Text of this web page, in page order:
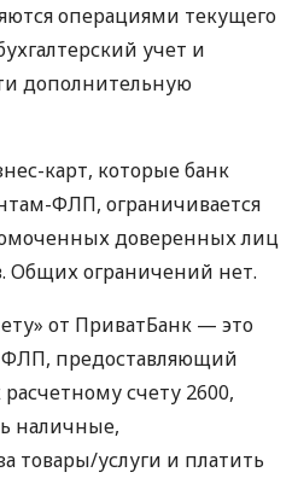
операциями текущего
учет и
дополнительную
карт, которые банк
ФЛП, ограничивается
доверенных лиц
Общих ограничений нет.
от ПриватБанк — это
предоставляющий
счету 2600,
наличные,
товары/услуги и платить